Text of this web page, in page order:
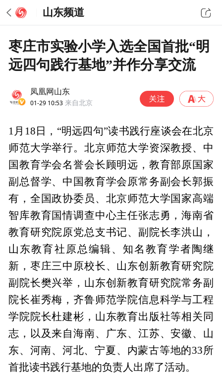
山东频道
枣庄市实验小学入选全国首批“明
远四句践行基地”并作分享交流
凤凰网山东
01-29 10:53 来自北京
1月18日，“明远四句”读书践行座谈会在北京
师范大学举行。北京师范大学资深教授、中
国教育学会名誉会长顾明远，教育部原国家
副总督学、中国教育学会原常务副会长郭振
有，全国政协委员、北京师范大学国家高端
智库教育国情调查中心主任张志勇，海南省
教育研究院原党总支书记、副院长李洪山，
山东教育社原总编辑、知名教育学者陶继
新，枣庄三中原校长、山东创新教育研究院
副院长樊兴举，山东创新教育研究院常务副
院长崔秀梅，齐鲁师范学院信息科学与工程
学院院长杜建彬，山东教育出版社等相关同
志，以及来自海南、广东、江苏、安徽、山
东、河南、河北、宁夏、内蒙古等地的33所
首批读书践行基地的负责人出席了活动。